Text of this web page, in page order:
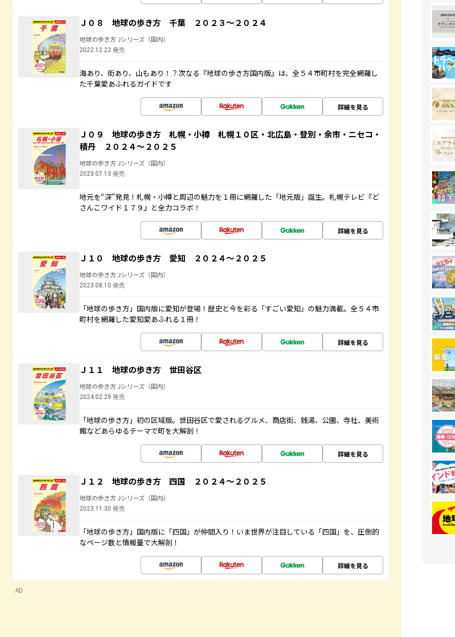
Ｊ０８ 地球の歩き方 千葉 ２０２３～２０２４
地球の歩き方 Jシリーズ（国内）
2022.12.22 発売
海あり、街あり、山もあり！？次なる『地球の歩き方国内版』は、全５４市町村を完全網羅し
た千葉愛あふれるガイドです
詳細を見る
Ｊ０９ 地球の歩き方 札幌・小樽 札幌１０区・北広島・登別・余市・ニセコ・
積丹 ２０２４～２０２５
地球の歩き方 Jシリーズ（国内）
2023.07.13 発売
地元を“深”発見！札幌・小樽と周辺の魅力を１冊に網羅した「地元版」誕生。札幌テレビ『ど
さんこワイド１７９』と全力コラボ！
詳細を見る
Ｊ１０ 地球の歩き方 愛知 ２０２４～２０２５
地球の歩き方 Jシリーズ（国内）
2023.08.10 発売
「地球の歩き方」国内版に愛知が登場！歴史と今を彩る「すごい愛知」の魅力満載。全５４市
町村を網羅した愛知愛あふれる１冊！
詳細を見る
Ｊ１１ 地球の歩き方 世田谷区
地球の歩き方 Jシリーズ（国内）
2024.02.29 発売
「地球の歩き方」初の区域版。世田谷区で愛されるグルメ、商店街、銭湯、公園、寺社、美術
館などあらゆるテーマで町を大解剖！
詳細を見る
Ｊ１２ 地球の歩き方 四国 ２０２４～２０２５
地球の歩き方 Jシリーズ（国内）
2023.11.30 発売
「地球の歩き方」国内版に「四国」が仲間入り！いま世界が注目している「四国」を、圧倒的
なページ数と情報量で大解剖！
詳細を見る
AD